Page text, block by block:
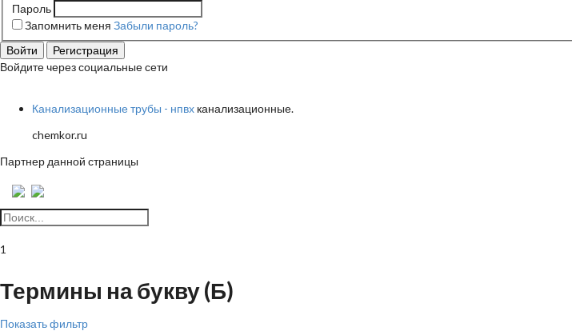
Пароль
Запомнить меня Забыли пароль?
Войти Регистрация
Войдите через социальные сети
Канализационные трубы - нпвх канализационные.
chemkor.ru
Партнер данной страницы
1
Термины на букву (Б)
Показать фильтр